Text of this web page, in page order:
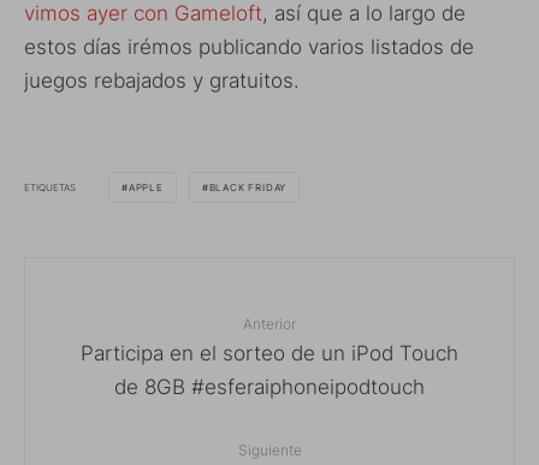
vimos ayer con Gameloft, así que a lo largo de
estos días irémos publicando varios listados de
juegos rebajados y gratuitos.
ETIQUETAS APPLE BLACK FRIDAY
Anterior
Participa en el sorteo de un iPod Touch
de 8GB #esferaiphoneipodtouch
Siguiente